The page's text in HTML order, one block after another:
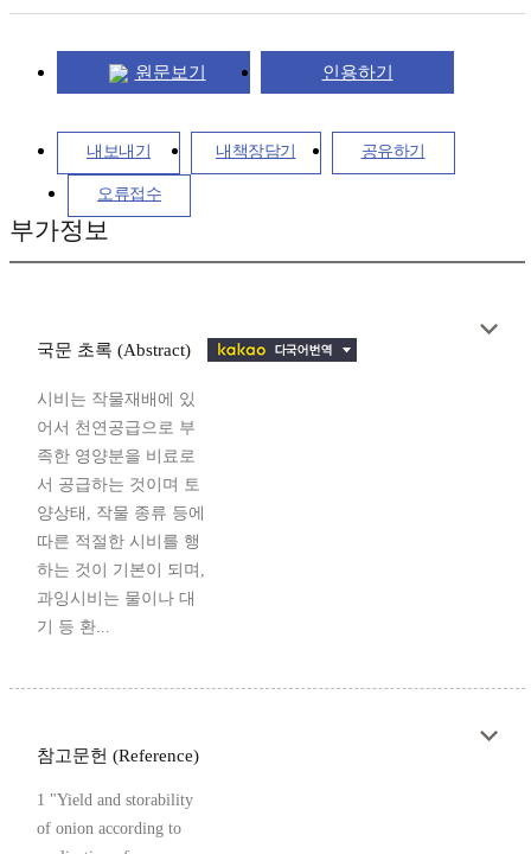
원문보기 인용하기
내보내기 내책장담기 공유하기
오류접수
부가정보
국문 초록 (Abstract)
시비는 작물재배에 있
어서 천연공급으로 부
족한 영양분을 비료로
서 공급하는 것이며 토
양상태, 작물 종류 등에
따른 적절한 시비를 행
하는 것이 기본이 되며,
과잉시비는 물이나 대
기 등 환...
참고문헌 (Reference)
1 "Yield and storability
of onion according to